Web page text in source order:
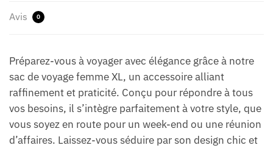
Avis 0
Préparez-vous à voyager avec élégance grâce à notre
sac de voyage femme XL, un accessoire alliant
raffinement et praticité. Conçu pour répondre à tous
vos besoins, il s’intègre parfaitement à votre style, que
vous soyez en route pour un week-end ou une réunion
d’affaires. Laissez-vous séduire par son design chic et